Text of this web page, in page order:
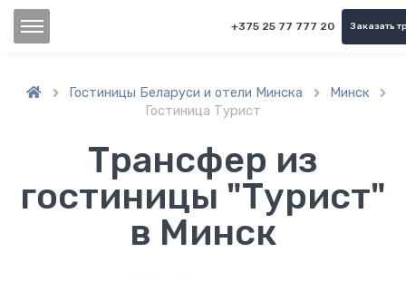
+375 25 77 777 20 Заказать
 Гостиницы Беларуси и отели Минска  Минск 
Гостиница Турист
Трансфер из
гостиницы "Турист"
в Минск